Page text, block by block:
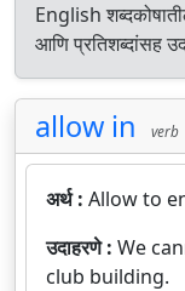
English
आणि प्रतिशब्दांसह
allow in verb
अर्थ : Allow to
उदाहरणे : We
club building.